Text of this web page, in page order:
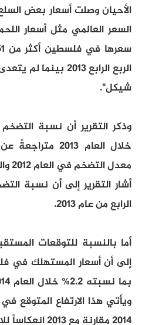
الأحيان وصلت أسعار بعض
السعر العالمي مثل أسعار
شيكل".
خلال العام 2013
الرابع من عام 2013.
أما بالنسبة للتوقعات
إلى أن أسعار المستهلك في
ويأتي هذا الارتفاع المتوقع
2014 مقارنة مع